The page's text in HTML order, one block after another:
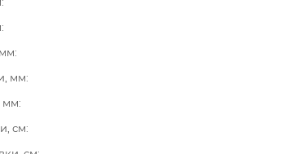
мм
мм
см